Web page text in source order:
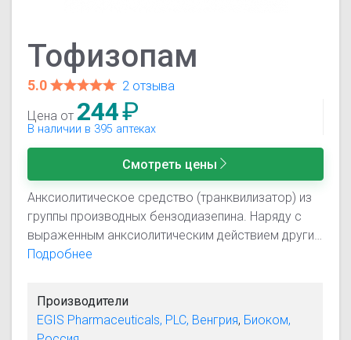
Тофизопам
5.0
2 отзыва
Цена от 244₽
В наличии в 395 аптеках
Смотреть цены
Анксиолитическое средство (транквилизатор) из
группы производных бензодиазепина. Наряду с
выраженным анксиолитическим действием другие
эффекты, характерные для бензодиазепиновых
проявляются относительно слабо. В связи с этим
тофизопам относят к "дневным"
Подробнее
Производители
EGIS Pharmaceuticals, PLC, Венгрия, Биоком,